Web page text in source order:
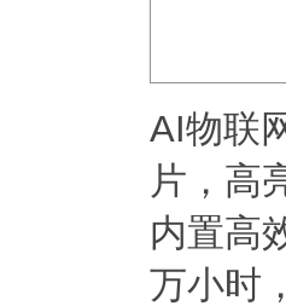
AI物联
片，高
内置高
万小时